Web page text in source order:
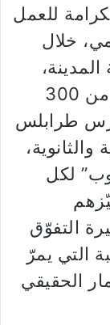
للعمل
خلال
مبادرة “من القلب” لتكريم أكثر من 300
طرابلس
لكل
التفوّق
التي يمرّ
الحقيقي